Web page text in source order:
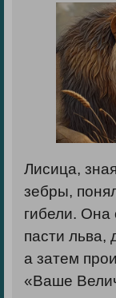
Лисица,
зебры,
гибели. Она
пасти льва,
а затем
«Ваше